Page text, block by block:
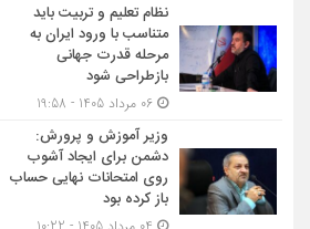
نظام تعلیم و تربیت باید
متناسب با ورود ایران به
مرحله قدرت جهانی
بازطراحی شود
وزیر آموزش و پرورش:
دشمن برای ایجاد آشوب
روی امتحانات نهایی حساب
باز کرده بود